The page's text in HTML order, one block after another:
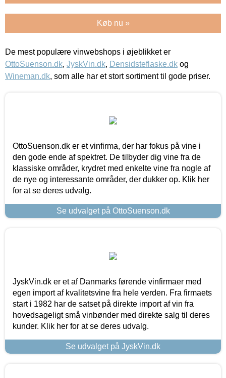
Køb nu »
De mest populære vinwebshops i øjeblikket er
OttoSuenson.dk, JyskVin.dk, Densidsteflaske.dk og
Wineman.dk, som alle har et stort sortiment til gode priser.
OttoSuenson.dk er et vinfirma, der har fokus på vine i
den gode ende af spektret. De tilbyder dig vine fra de
klassiske områder, krydret med enkelte vine fra nogle af
de nye og interessante områder, der dukker op. Klik her
for at se deres udvalg.
Se udvalget på OttoSuenson.dk
JyskVin.dk er et af Danmarks førende vinfirmaer med
egen import af kvalitetsvine fra hele verden. Fra firmaets
start i 1982 har de satset på direkte import af vin fra
hovedsageligt små vinbønder med direkte salg til deres
kunder. Klik her for at se deres udvalg.
Se udvalget på JyskVin.dk